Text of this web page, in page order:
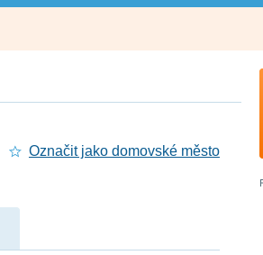
Označit jako domovské město